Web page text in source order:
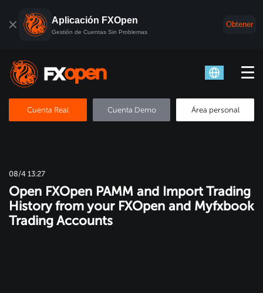
Aplicación FXOpen
Gestión de Cuentas Sin Problemas
Obtener
Cuenta Real Cuenta Demo Área personal
08/4 13:27
Open FXOpen PAMM and Import Trading
History from your FXOpen and Myfxbook
Trading Accounts